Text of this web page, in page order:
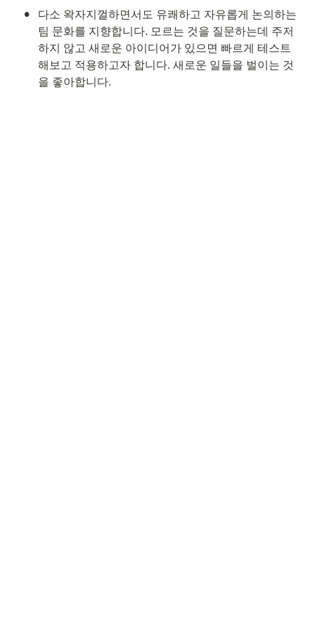
• 다소 왁자지껄하면서도 유쾌하고 자유롭게 논의하는
팀 문화를 지향합니다. 모르는 것을 질문하는데 주저
하지 않고 새로운 아이디어가 있으면 빠르게 테스트
해보고 적용하고자 합니다. 새로운 일들을 벌이는 것
을 좋아합니다.